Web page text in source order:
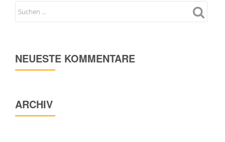
NEUESTE KOMMENTARE
ARCHIV